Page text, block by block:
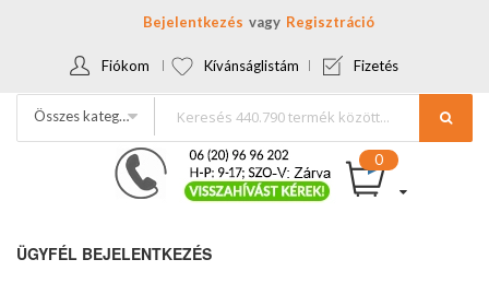
Bejelentkezés Regisztráció
Fiókom Kívánságlistám Fizetés
Összes kategória
ÜGYFÉL BEJELENTKEZÉS